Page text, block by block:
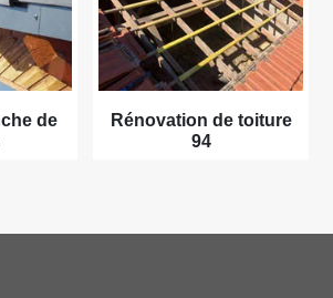
de
Rénovation de toiture
94